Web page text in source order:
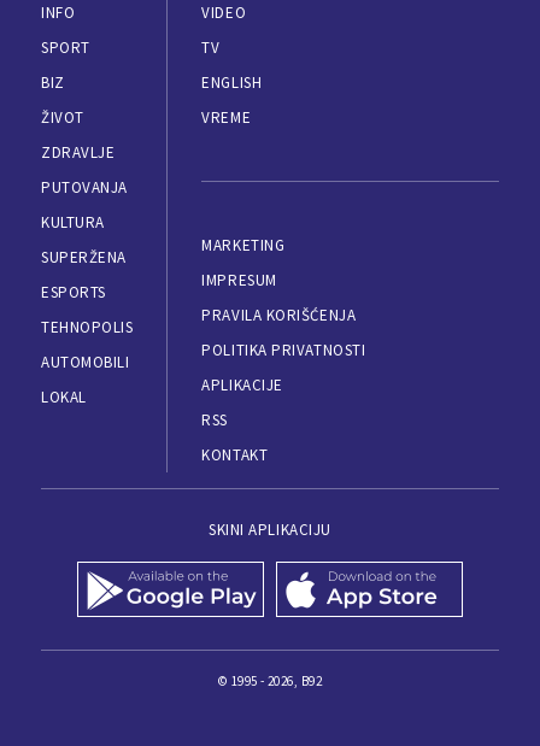
INFO
SPORT
BIZ
ŽIVOT
ZDRAVLJE
PUTOVANJA
KULTURA
SUPERŽENA
ESPORTS
TEHNOPOLIS
AUTOMOBILI
LOKAL
VIDEO
TV
ENGLISH
VREME
MARKETING
IMPRESUM
PRAVILA KORIŠĆENJA
POLITIKA PRIVATNOSTI
APLIKACIJE
RSS
KONTAKT
SKINI APLIKACIJU
© 1995 - 2026, B92